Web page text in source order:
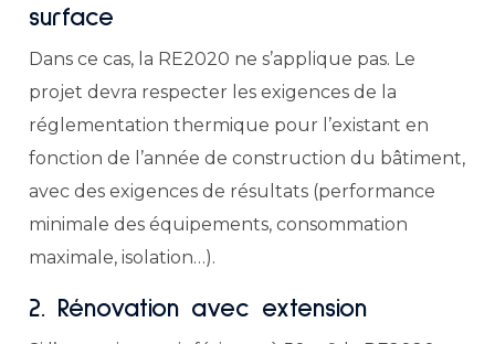
surface
Dans ce cas, la RE2020 ne s’applique pas. Le
projet devra respecter les exigences de la
réglementation thermique pour l’existant en
fonction de l’année de construction du bâtiment,
avec des exigences de résultats (performance
minimale des équipements, consommation
maximale, isolation…).
2. Rénovation avec extension